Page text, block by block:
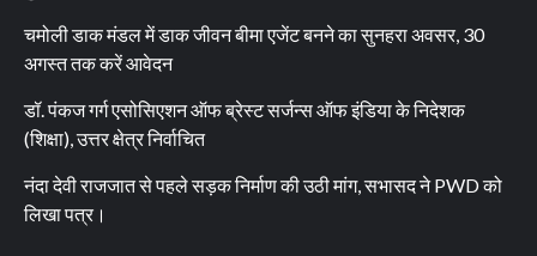
चमोली डाक मंडल में डाक जीवन बीमा एजेंट बनने का सुनहरा अवसर, 30
अगस्त तक करें आवेदन
डॉ. पंकज गर्ग एसोसिएशन ऑफ ब्रेस्ट सर्जन्स ऑफ इंडिया के निदेशक
(शिक्षा), उत्तर क्षेत्र निर्वाचित
नंदा देवी राजजात से पहले सड़क निर्माण की उठी मांग, सभासद ने PWD को
लिखा पत्र।